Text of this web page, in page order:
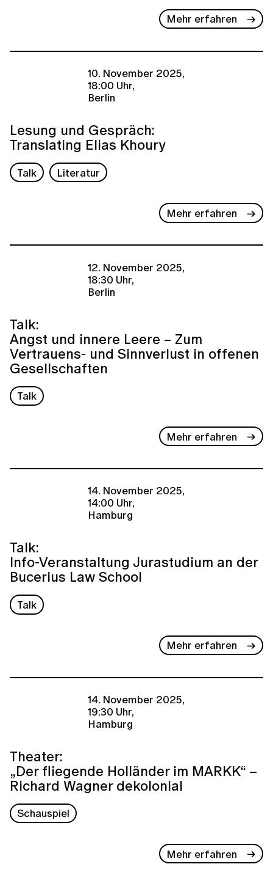
Mehr erfahren
10. November 2025,
18:00 Uhr,
Berlin
Lesung und Gespräch:
Translating Elias Khoury
Talk Literatur
Mehr erfahren
12. November 2025,
18:30 Uhr,
Berlin
Talk:
Angst und innere Leere − Zum
Vertrauens- und Sinnverlust in offenen
Gesellschaften
Talk
Mehr erfahren
14. November 2025,
14:00 Uhr,
Hamburg
Talk:
Info-Veranstaltung Jurastudium an der
Bucerius Law School
Talk
Mehr erfahren
14. November 2025,
19:30 Uhr,
Hamburg
Theater:
„Der fliegende Holländer im MARKK“ –
Richard Wagner dekolonial
Schauspiel
Mehr erfahren